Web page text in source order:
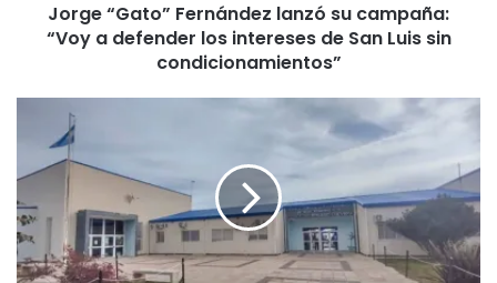
intereses
condicionamientos”
Jorge “Gato” Fernández lanzó su campaña:
“Voy a defender los intereses de San Luis sin
condicionamientos”
Punta
lanzan
bono
contribución
para